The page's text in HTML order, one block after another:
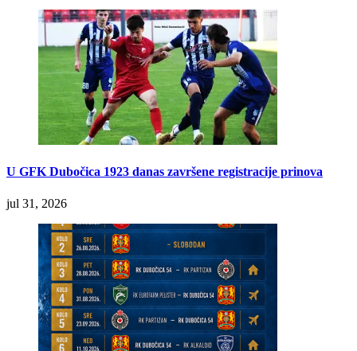
U GFK Dubočica 1923 danas završene registracije prinova
jul 31, 2026